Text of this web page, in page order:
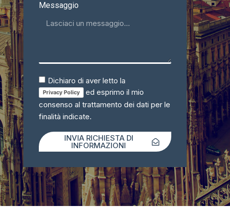
Messaggio
Dichiaro di aver letto la
Privacy Policy
ed esprimo il mio
consenso al trattamento dei dati per le
finalità indicate.
INVIA RICHIESTA DI
INFORMAZIONI